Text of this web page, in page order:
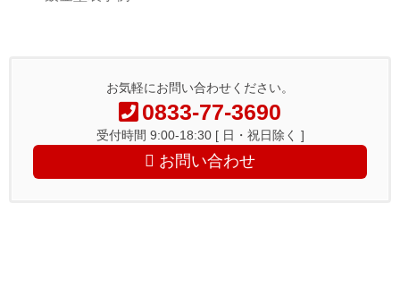
お気軽にお問い合わせください。
0833-77-3690
受付時間 9:00-18:30 [ 日・祝日除く ]
お問い合わせ